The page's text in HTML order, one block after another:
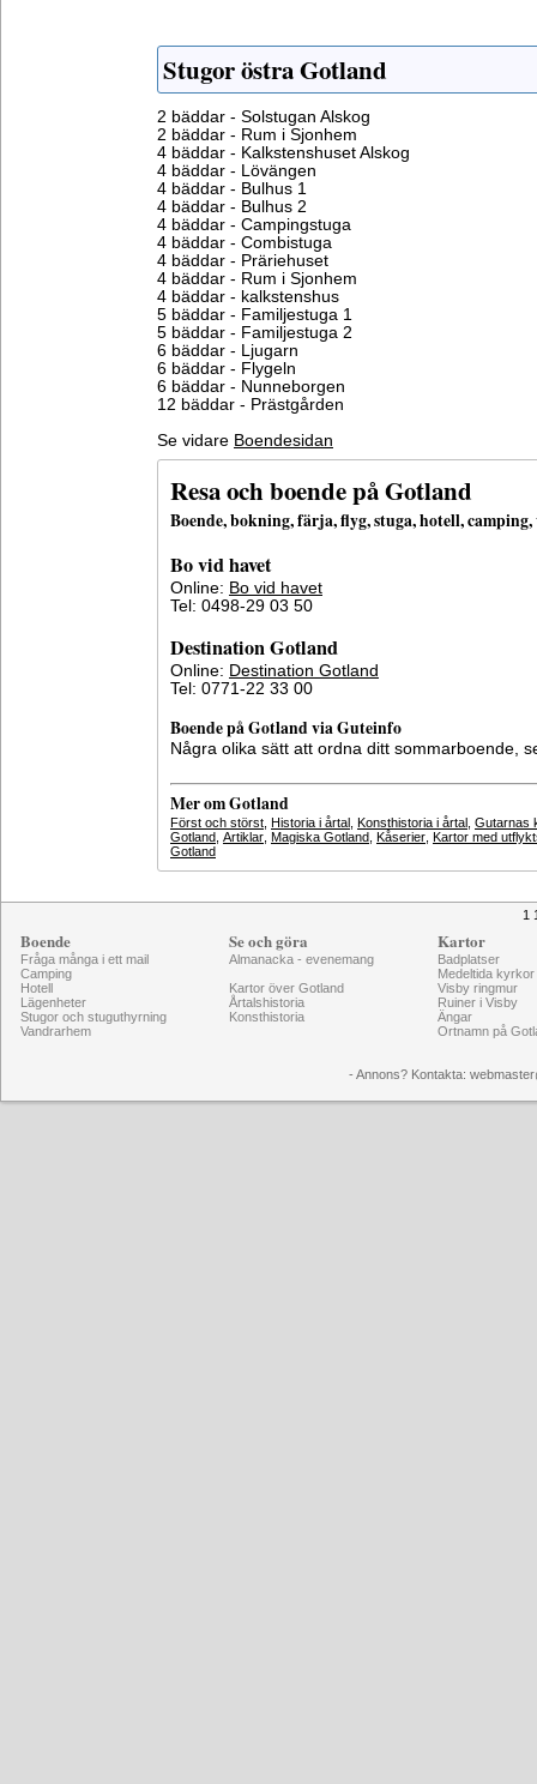
Stugor östra Gotland
2 bäddar - Solstugan Alskog
2 bäddar - Rum i Sjonhem
4 bäddar - Kalkstenshuset Alskog
4 bäddar - Lövängen
4 bäddar - Bulhus 1
4 bäddar - Bulhus 2
4 bäddar - Campingstuga
4 bäddar - Combistuga
4 bäddar - Präriehuset
4 bäddar - Rum i Sjonhem
4 bäddar - kalkstenshus
5 bäddar - Familjestuga 1
5 bäddar - Familjestuga 2
6 bäddar - Ljugarn
6 bäddar - Flygeln
6 bäddar - Nunneborgen
12 bäddar - Prästgården
Se vidare Boendesidan
Resa och boende på Gotland
Boende, bokning, färja, flyg, stuga, hotell,
Bo vid havet
Online: Bo vid havet
Tel: 0498-29 03 50
Destination Gotland
Online: Destination Gotland
Tel: 0771-22 33 00
Boende på Gotland via Guteinfo
Några olika sätt att ordna ditt sommarboende,
Mer om Gotland
Först och störst Historia i årtal Konsthistoria i årtal Gutarnas
Gotland Artiklar Magiska Gotland Kåserier Kartor med
Gotland
1
Boende
Fråga många i ett mail
Camping
Hotell
Lägenheter
Stugor och stuguthyrning
Vandrarhem
Se och göra
Almanacka - evenemang
Kartor över Gotland
Årtalshistoria
Konsthistoria
Kartor
Badplatser
Medeltida kyrkor
Visby ringmur
Ruiner i Visby
Ängar
Ortnamn på
- Annons? Kontakta: